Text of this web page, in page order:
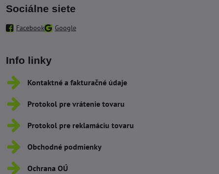
Sociálne siete
Facebook Google
Info linky
Kontaktné a fakturačné údaje
Protokol pre vrátenie tovaru
Protokol pre reklamáciu tovaru
Obchodné podmienky
Ochrana OÚ